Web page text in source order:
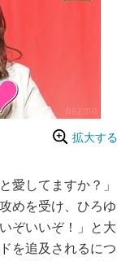
拡大する
愛してますか？」
めを受け、ひろゆ
ぞいいぞ！」と大
を追及されるにつ